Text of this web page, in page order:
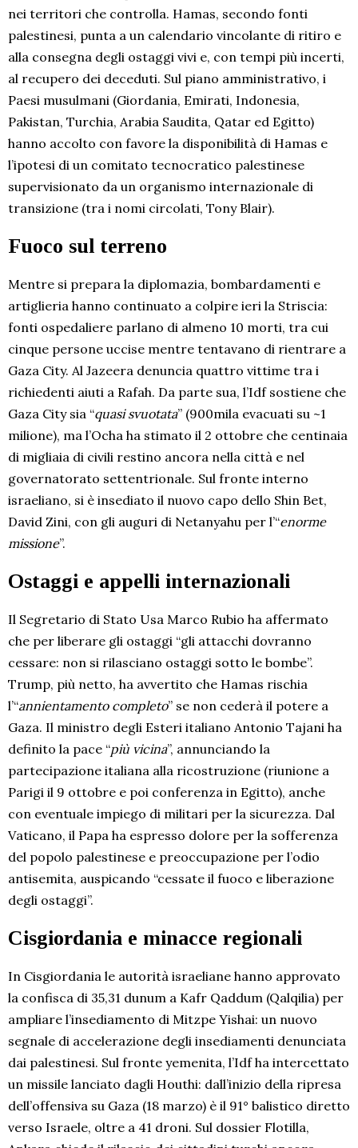
nei territori che controlla. Hamas, secondo fonti
palestinesi, punta a un calendario vincolante di ritiro e
alla consegna degli ostaggi vivi e, con tempi più incerti,
al recupero dei deceduti. Sul piano amministrativo, i
Paesi musulmani (Giordania, Emirati, Indonesia,
Pakistan, Turchia, Arabia Saudita, Qatar ed Egitto)
hanno accolto con favore la disponibilità di Hamas e
l’ipotesi di un comitato tecnocratico palestinese
supervisionato da un organismo internazionale di
transizione (tra i nomi circolati, Tony Blair).
Fuoco sul terreno
Mentre si prepara la diplomazia, bombardamenti e
artiglieria hanno continuato a colpire ieri la Striscia:
fonti ospedaliere parlano di almeno 10 morti, tra cui
cinque persone uccise mentre tentavano di rientrare a
Gaza City. Al Jazeera denuncia quattro vittime tra i
richiedenti aiuti a Rafah. Da parte sua, l’Idf sostiene che
Gaza City sia “quasi svuotata” (900mila evacuati su ~1
milione), ma l’Ocha ha stimato il 2 ottobre che centinaia
di migliaia di civili restino ancora nella città e nel
governatorato settentrionale. Sul fronte interno
israeliano, si è insediato il nuovo capo dello Shin Bet,
David Zini, con gli auguri di Netanyahu per l’“enorme
missione”.
Ostaggi e appelli internazionali
Il Segretario di Stato Usa Marco Rubio ha affermato
che per liberare gli ostaggi “gli attacchi dovranno
cessare: non si rilasciano ostaggi sotto le bombe”.
Trump, più netto, ha avvertito che Hamas rischia
l’“annientamento completo” se non cederà il potere a
Gaza. Il ministro degli Esteri italiano Antonio Tajani ha
definito la pace “più vicina”, annunciando la
partecipazione italiana alla ricostruzione (riunione a
Parigi il 9 ottobre e poi conferenza in Egitto), anche
con eventuale impiego di militari per la sicurezza. Dal
Vaticano, il Papa ha espresso dolore per la sofferenza
del popolo palestinese e preoccupazione per l’odio
antisemita, auspicando “cessate il fuoco e liberazione
degli ostaggi”.
Cisgiordania e minacce regionali
In Cisgiordania le autorità israeliane hanno approvato
la confisca di 35,31 dunum a Kafr Qaddum (Qalqilia) per
ampliare l’insediamento di Mitzpe Yishai: un nuovo
segnale di accelerazione degli insediamenti denunciata
dai palestinesi. Sul fronte yemenita, l’Idf ha intercettato
un missile lanciato dagli Houthi: dall’inizio della ripresa
dell’offensiva su Gaza (18 marzo) è il 91° balistico diretto
verso Israele, oltre a 41 droni. Sul dossier Flotilla,